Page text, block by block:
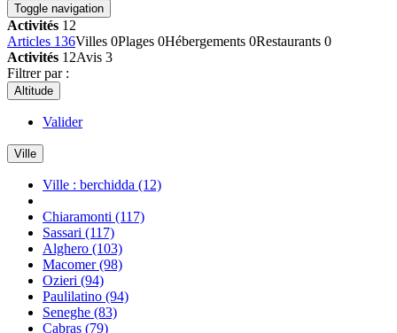
Toggle navigation
Activités 12
Articles 136Villes 0Plages 0Hébergements 0Restaurants 0
Activités 12Avis 3
Filtrer par :
Altitude
Valider
Ville
Ville : berchidda (12)
Chiaramonti (117)
Sassari (117)
Alghero (103)
Macomer(98)
Ozieri (94)
Paulilatino (94)
Seneghe (83)
Cabras (79)